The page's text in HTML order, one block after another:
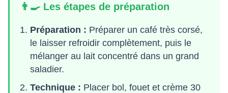
👨‍🍳 Les étapes de préparation
Préparation : Préparer un café très corsé,
le laisser refroidir complètement, puis le
mélanger au lait concentré dans un grand
saladier.
Technique : Placer bol, fouet et crème 30